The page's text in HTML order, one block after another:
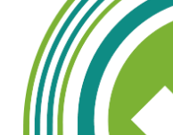
Mulçumanos no Brasil
Notícias
Contato